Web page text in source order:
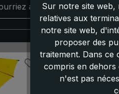
aimer :Sur notre site web,
relatives aux
notre site web,
proposer des
traitement. Dans ce
compris en
n'est pas